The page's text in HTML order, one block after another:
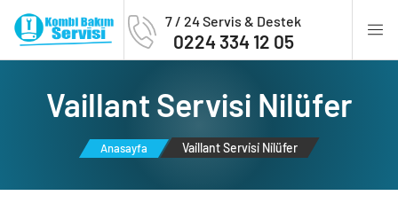
7 / 24 Servis & Destek
0224 334 12 05
Vai̇llant Servi̇si̇ Ni̇lüfer
Anasayfa Vai̇llant Servi̇si̇ Ni̇lüfer